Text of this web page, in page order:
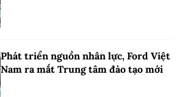
Phát triển nguồn nhân lực, Ford Việt
Nam ra mắt Trung tâm đào tạo mới